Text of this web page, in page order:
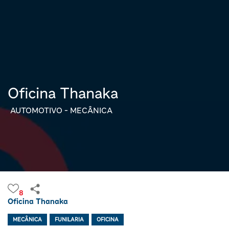
Oficina Thanaka
AUTOMOTIVO - MECÂNICA
8
Oficina Thanaka
MECÂNICA FUNILARIA OFICINA